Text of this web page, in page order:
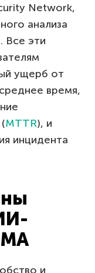
Network,
анализа
Все эти
ущерб от
время,
MTTR), и
инцидента
и